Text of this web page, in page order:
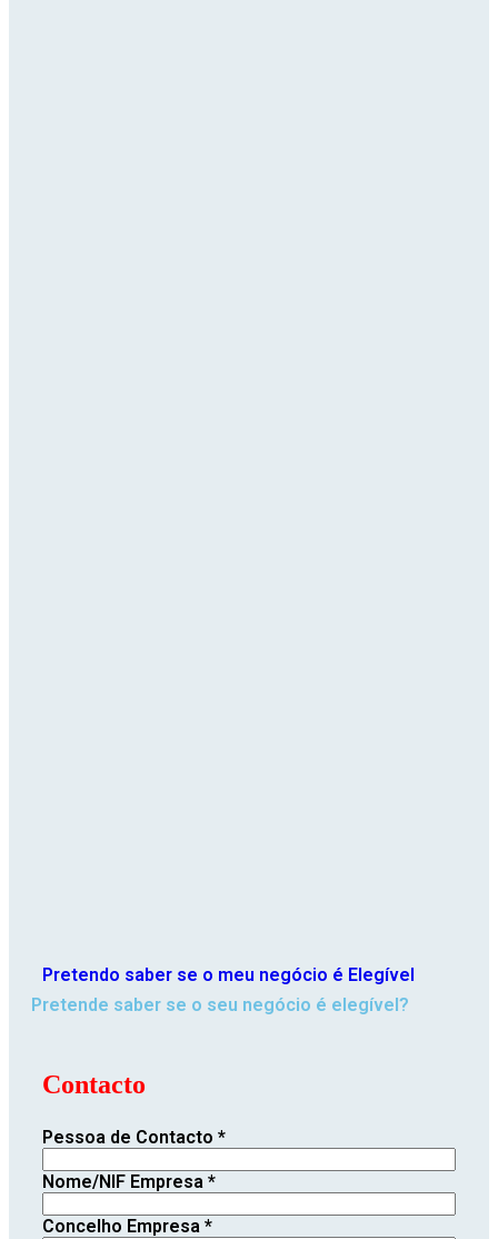
Pretendo saber se o meu negócio é Elegível
Pretende saber se o seu negócio é elegível?
Contacto
Pessoa de Contacto *
Nome/NIF Empresa *
Concelho Empresa *